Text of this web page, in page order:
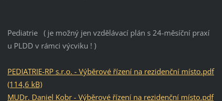
Pediatrie ( je možný jen vzdělávací plán s 24-měsíční praxí
u PLDD v rámci výcviku ! )
PEDIATRIE-RP s.r.o. - Výběrové řízení na rezidenční místo.pdf
(114,6 kB)
MUDr. Daniel Kobr - Výběrové řízení na rezidenční místo.pdf